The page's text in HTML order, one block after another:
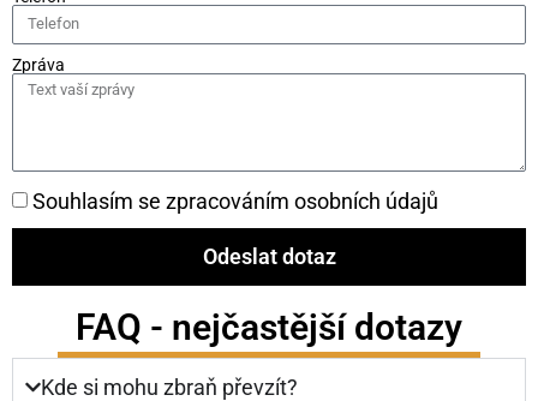
Zpráva
Souhlasím se zpracováním osobních údajů
Odeslat dotaz
FAQ - nejčastější dotazy
Kde si mohu zbraň převzít?